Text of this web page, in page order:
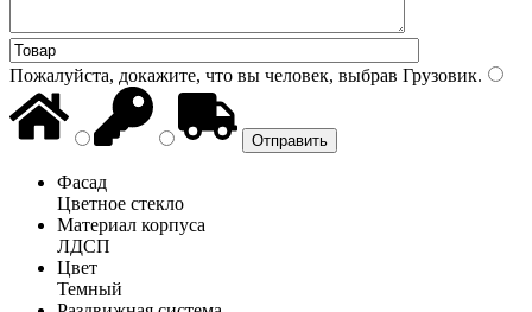
Пожалуйста, докажите, что вы человек, выбрав Грузовик.
Фасад
Цветное стекло
Материал корпуса
ЛДСП
Цвет
Темный